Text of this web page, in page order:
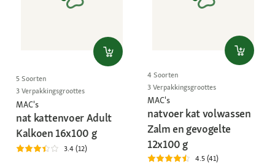
5 Soorten
3 Verpakkingsgroottes
MAC's
nat kattenvoer Adult
Kalkoen 16x100 g
3.4 (12)
4 Soorten
3 Verpakkingsgroottes
MAC's
natvoer kat volwassen
Zalm en gevogelte
12x100 g
4.5 (41)